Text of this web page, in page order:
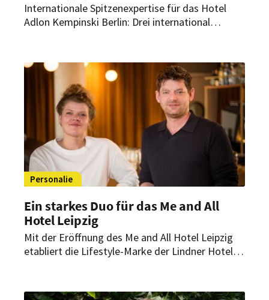
Internationale Spitzenexpertise für das Hotel
Adlon Kempinski Berlin: Drei international
übernehmen Schlüsselpositionen in den
Bereichen Gastronomie, Rooms Division und
Personal.
Personalie
Ein starkes Duo für das Me and All
Hotel Leipzig
Mit der Eröffnung des Me and All Hotel Leipzig
etabliert die Lifestyle-Marke der Lindner Hotel
steht ein erfahrenes Führungsteam.